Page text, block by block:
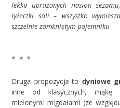
lekko uprażonych nasion
łyżeczki soli – wszystko
szczelnie zamkniętym pojemniku
* * *
Druga propozycja to dyniowe
inne od klasycznych, mąkę
mielonymi migdałami (ze